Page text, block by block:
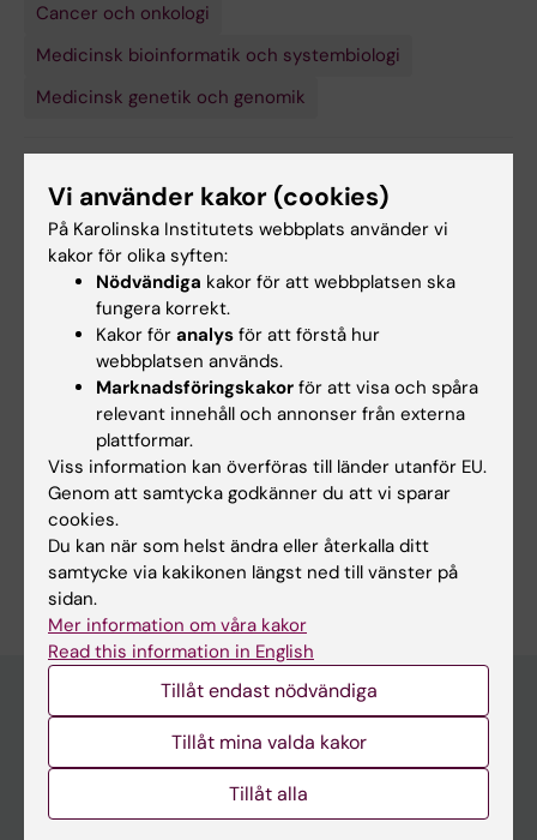
Cancer och onkologi
Medicinsk bioinformatik och systembiologi
Medicinsk genetik och genomik
Biomarkörer
Flytande biopsi
Genomik
Prospektiva studier
Tumörgener
Tumörmarkörer
Visa alla
Innehållsgranskare:
Johan Lindberg
Redaktör:
Gunilla Sonnebring
Sidan uppdaterad:
2026-07-31
Dela
Forskarutbildning
Vi använder kakor (cookies)
På Karolinska Institutets webbplats använder vi
kakor för olika syften:
Nödvändiga kakor för att webbplatsen ska
fungera korrekt.
Kakor för analys för att förstå hur
webbplatsen används.
Marknadsföringskakor för att visa och spåra
relevant innehåll och annonser från externa
plattformar.
Viss information kan överföras till länder utanför EU.
Genom att samtycka godkänner du att vi sparar
cookies.
Du kan när som helst ändra eller återkalla ditt
samtycke via kakikonen längst ned till vänster på
sidan.
Mer information om våra kakor
Read this information in English
Tillåt endast nödvändiga
Tillåt mina valda kakor
Tillåt alla